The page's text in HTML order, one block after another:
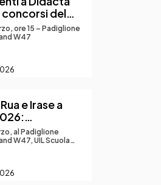
concorsi del
alle scuole
ore 15 – Padiglione
W47
e Irase a
IA,
convitti e
al Padiglione
W47, UIL Scuola
di workshop e
alla crescita